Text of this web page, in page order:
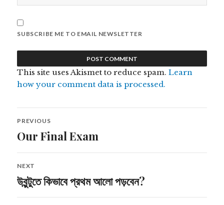
SUBSCRIBE ME TO EMAIL NEWSLETTER
This site uses Akismet to reduce spam.Learn
how your comment data is processed.
Post
navigation
PREVIOUS
Previous
Our Final Exam
NEXT
Next
post:
উবুন্টুতে কিভাবে প্রথম আলো পড়বেন?